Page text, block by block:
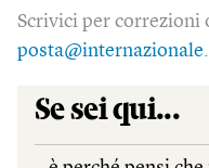
Scrivici per correzioni